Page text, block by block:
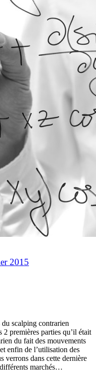
2015
scalping contrarien
premières parties qu’il était
du fait des mouvements
enfin de l’utilisation des
verrons dans cette dernière
marchés…